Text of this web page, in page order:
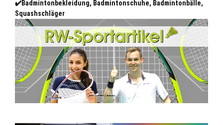
✔️Badmintonbekleidung, Badmintonschuhe, Badmintonbälle,
Squashschläger